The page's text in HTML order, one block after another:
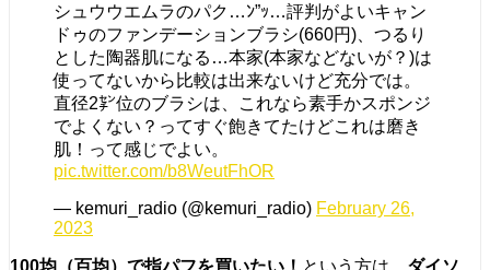
シュウウエムラのパク…ﾝ”ｯ…評判がよいキャン
ドゥのファンデーションブラシ(660円)、つるり
とした陶器肌になる…本家(本家などないが？)は
使ってないから比較は出来ないけど充分では。
直径2㌢位のブラシは、これなら素手かスポンジ
でよくない？ってすぐ飽きてたけどこれは磨き
肌！って感じでよい。
pic.twitter.com/b8WeutFhOR
— kemuri_radio (@kemuri_radio) February 26,
2023
100均（百均）で指パフを買いたい！ という方は、 ダイソ